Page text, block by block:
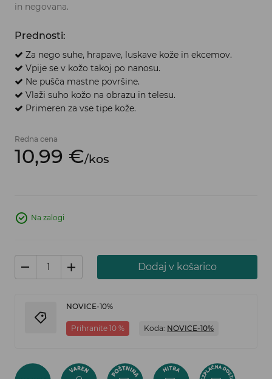
in negovana.
Prednosti:
Za nego suhe, hrapave, luskave kože in ekcemov.
Vpije se v kožo takoj po nanosu.
Ne pušča mastne površine.
Vlaži suho kožo na obrazu in telesu.
Primeren za vse tipe kože.
Redna cena
10,99 €/kos
Na zalogi
Dodaj v košarico
NOVICE-10%
Prihranite 10 % Koda: NOVICE-10%